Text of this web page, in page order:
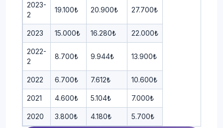
2023-
2
19.100₺ 20.900₺ 27.700₺
2023 15.000₺ 16.280₺ 22.000₺
2022-
2
8.700₺ 9.944₺ 13.900₺
2022 6.700₺ 7.612₺ 10.600₺
2021 4.600₺ 5.104₺ 7.000₺
2020 3.800₺ 4.180₺ 5.700₺